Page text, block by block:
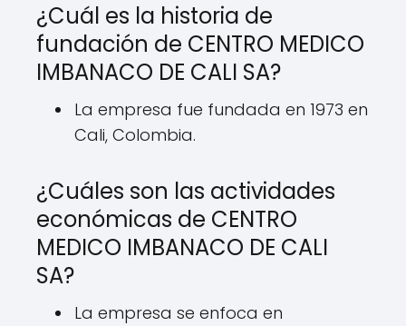
¿Cuál es la historia de
fundación de CENTRO MEDICO
IMBANACO DE CALI SA?
La empresa fue fundada en 1973 en
Cali, Colombia.
¿Cuáles son las actividades
económicas de CENTRO
MEDICO IMBANACO DE CALI
SA?
La empresa se enfoca en